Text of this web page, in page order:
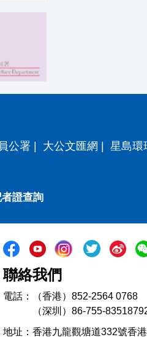
公署 大公文匯網 星島環
證查詢
聯絡我們
電話：（香港）852-2564 0768
（深圳）86-755-
地址：香港九龍觀塘道332號香